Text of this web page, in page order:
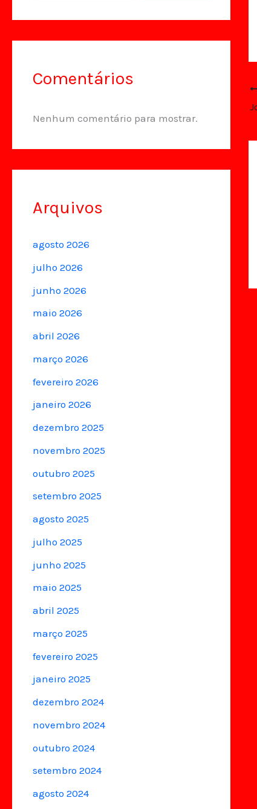
Comentários
Nenhum comentário para mostrar.
Arquivos
agosto 2026
julho 2026
junho 2026
maio 2026
abril 2026
março 2026
fevereiro 2026
janeiro 2026
dezembro 2025
novembro 2025
outubro 2025
setembro 2025
agosto 2025
julho 2025
junho 2025
maio 2025
abril 2025
março 2025
fevereiro 2025
janeiro 2025
dezembro 2024
novembro 2024
outubro 2024
setembro 2024
agosto 2024